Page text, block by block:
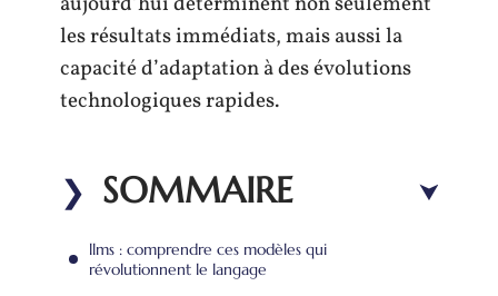
les résultats immédiats, mais aussi la
capacité d’adaptation à des évolutions
technologiques rapides.
SOMMAIRE
llms : comprendre ces modèles qui
révolutionnent le langage